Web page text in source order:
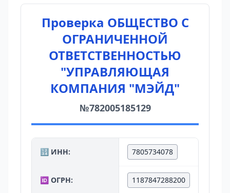
Проверка ОБЩЕСТВО С
ОГРАНИЧЕННОЙ
ОТВЕТСТВЕННОСТЬЮ
"УПРАВЛЯЮЩАЯ
КОМПАНИЯ "МЭЙД"
№782005185129
🔢 ИНН: 7805734078
🆔 ОГРН: 1187847288200